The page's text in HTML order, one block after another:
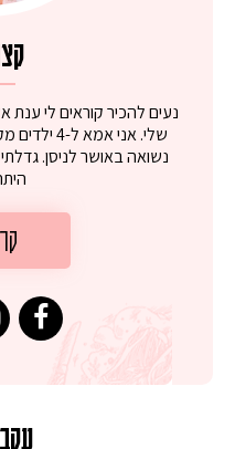
נעים להכיר קוראים לי ענת
שלי. אני
נשואה באושר לניסן.